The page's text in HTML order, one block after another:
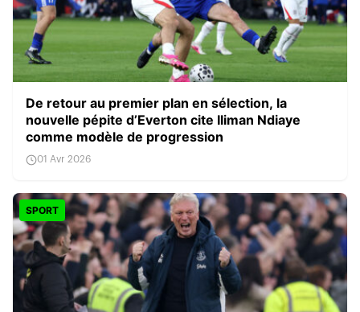
De retour au premier plan en sélection, la
nouvelle pépite d’Everton cite Iliman Ndiaye
comme modèle de progression
01 Avr 2026
SPORT